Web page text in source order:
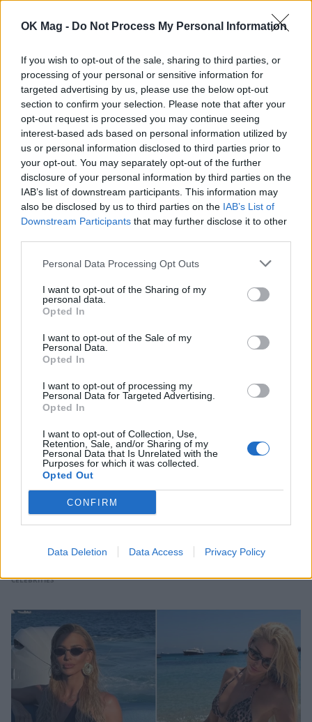
OK Mag - Do Not Process My Personal Information
If you wish to opt-out of the sale, sharing to third parties, or
processing of your personal or sensitive information for
targeted advertising by us, please use the below opt-out
section to confirm your selection. Please note that after your
opt-out request is processed you may continue seeing
interest-based ads based on personal information utilized by
us or personal information disclosed to third parties prior to
your opt-out. You may separately opt-out of the further
disclosure of your personal information by third parties on the
IAB’s list of downstream participants. This information may
also be disclosed by us to third parties on the IAB’s List of
Downstream Participants that may further disclose it to other
Personal Data Processing Opt Outs
I want to opt-out of the Sharing of my
personal data.
Opted In
I want to opt-out of the Sale of my
Personal Data.
Opted In
I want to opt-out of processing my
Personal Data for Targeted Advertising.
Opted In
I want to opt-out of Collection, Use,
Retention, Sale, and/or Sharing of my
Personal Data that Is Unrelated with the
Purposes for which it was collected.
Opted Out
CONFIRM
Data Deletion Data Access Privacy Policy
Ιωάννα Τούνη: Στο νοσοκομείο βρέθηκε με
έχω φάει»
CELEBRITIES
Ιβάν Σβιτάιλο: Η περιπέτεια υγείας στις
καλοκαιρινές του διακοπές
Σάκης Κατσούλης: Η τρυφερή φωτογραφία
του γιου του από την παραλία
CELEBRITIES